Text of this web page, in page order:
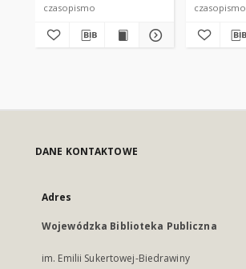
czasopismo czasopismo
DANE KONTAKTOWE
Adres
Wojewódzka Biblioteka Publiczna
im. Emilii Sukertowej-Biedrawiny